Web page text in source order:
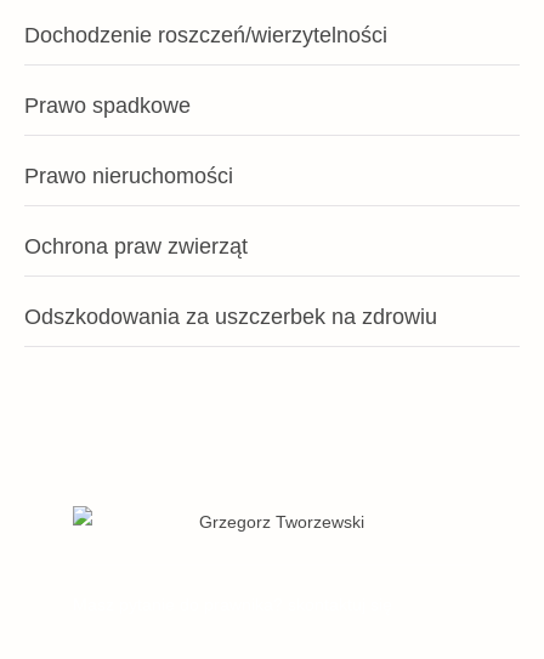
Dochodzenie roszczeń/wierzytelności
Prawo spadkowe
Prawo nieruchomości
Ochrona praw zwierząt
Odszkodowania za uszczerbek na zdrowiu